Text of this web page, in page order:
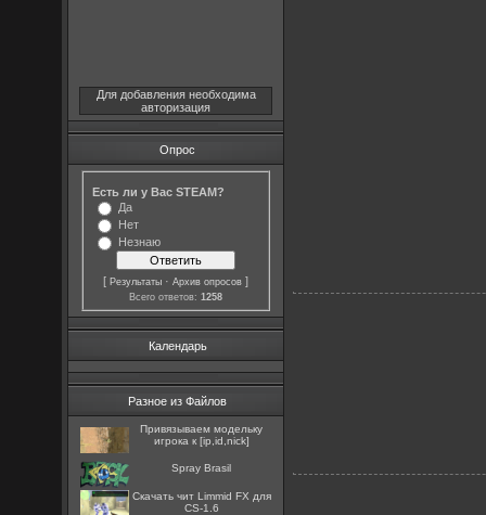
Для добавления необходима
авторизация
Опрос
Есть ли у Вас STEAM?
Да
Нет
Незнаю
[Результаты ·Архив опросов ]
Всего ответов:1258
Календарь
Разное из Файлов
Привязываем модельку
игрока к [ip,id,nick]
Spray Brasil
Скачать чит Limmid FX для
CS-1.6